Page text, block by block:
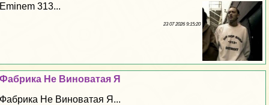
Eminem 313...
23 07 2026 9:15:20
Фабрика Не Виноватая Я
Фабрика Не Виноватая Я...